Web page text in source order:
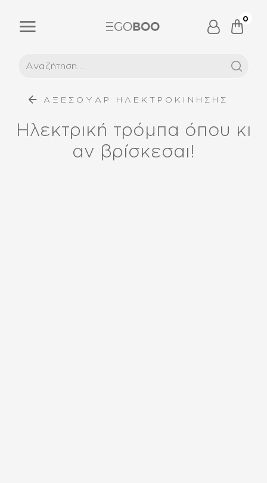
0
ΑΞΕΣΟΥΑΡ ΗΛΕΚΤΡΟΚΙΝΗΣΗΣ
Ηλεκτρική τρόμπα όπου κι
αν βρίσκεσαι!